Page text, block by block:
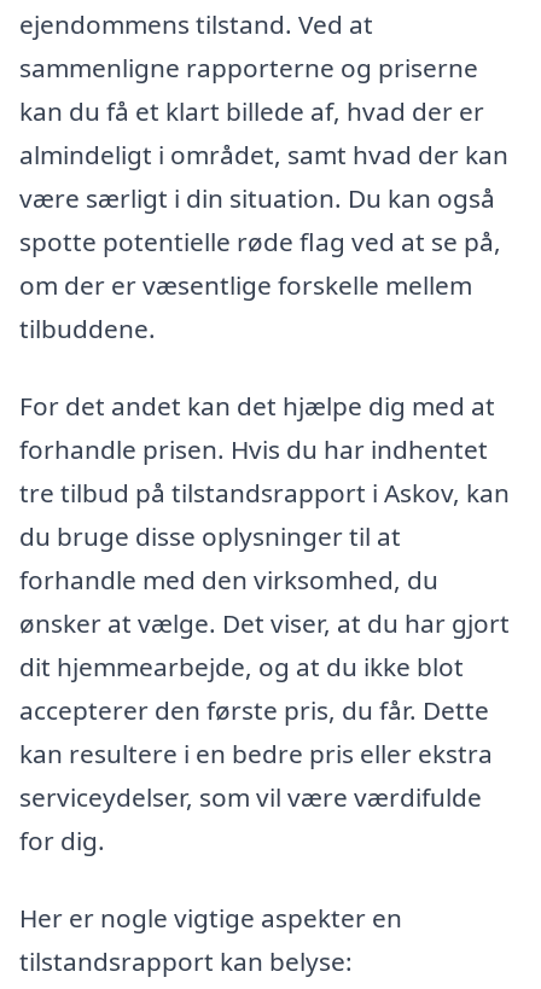
ejendommens tilstand. Ved at
sammenligne rapporterne og priserne
kan du få et klart billede af, hvad der er
almindeligt i området, samt hvad der kan
være særligt i din situation. Du kan også
spotte potentielle røde flag ved at se på,
om der er væsentlige forskelle mellem
tilbuddene.
For det andet kan det hjælpe dig med at
forhandle prisen. Hvis du har indhentet
tre tilbud på tilstandsrapport i Askov, kan
du bruge disse oplysninger til at
forhandle med den virksomhed, du
ønsker at vælge. Det viser, at du har gjort
dit hjemmearbejde, og at du ikke blot
accepterer den første pris, du får. Dette
kan resultere i en bedre pris eller ekstra
serviceydelser, som vil være værdifulde
for dig.
Her er nogle vigtige aspekter en
tilstandsrapport kan belyse: